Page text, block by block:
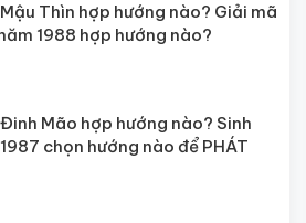
Thìn hợp hướng nào? Giải mã
1988 hợp hướng nào?
Mão hợp hướng nào? Sinh
chọn hướng nào để PHÁT